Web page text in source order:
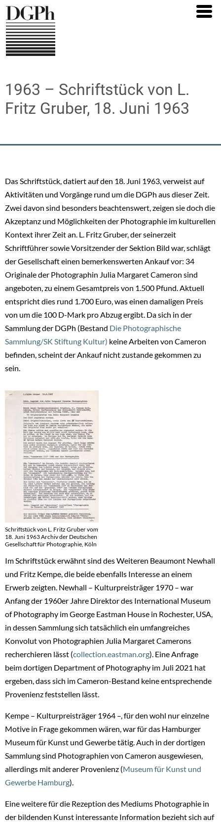
Direkt
zum
Inhalt
1963 – Schriftstück von L.
Fritz Gruber, 18. Juni 1963
Das Schriftstück, datiert auf den 18. Juni 1963, verweist auf
Aktivitäten und Vorgänge rund um die DGPh aus dieser Zeit.
Zwei davon sind besonders beachtenswert, zeigen sie doch die
Akzeptanz und Möglichkeiten der Photographie im kulturellen
Kontext ihrer Zeit an. L. Fritz Gruber, der seinerzeit
Schriftführer sowie Vorsitzender der Sektion Bild war, schlägt
der Gesellschaft einen bemerkenswerten Ankauf vor: 34
Originale der Photographin Julia Margaret Cameron sind
angeboten, zu einem Gesamtpreis von 1.500 Pfund. Aktuell
entspricht dies rund 1.700 Euro, was einen damaligen Preis
von um die 100 D-Mark pro Abzug ergibt. Da sich in der
Sammlung der DGPh (Bestand Die Photographische
Sammlung/SK Stiftung Kultur) keine Arbeiten von Cameron
befinden, scheint der Ankauf nicht zustande gekommen zu
sein.
Schriftstück von L. Fritz Gruber vom
18. Juni 1963 Archiv der Deutschen
Gesellschaft für Photographie, Köln
Im Schriftstück erwähnt sind des Weiteren Beaumont Newhall
und Fritz Kempe, die beide ebenfalls Interesse an einem
Erwerb zeigten. Newhall – Kulturpreisträger 1970 – war
Anfang der 1960er Jahre Direktor des International Museum
of Photography im George Eastman House in Rochester, USA,
in dessen Sammlung sich tatsächlich ein umfangreiches
Konvolut von Photographien Julia Margaret Camerons
recherchieren lässt (collection.eastman.org). Eine Anfrage
beim dortigen Department of Photography im Juli 2021 hat
ergeben, dass sich im Cameron-Bestand keine entsprechende
Provenienz feststellen lässt.
Kempe – Kulturpreisträger 1964 –, für den wohl nur einzelne
Motive in Frage gekommen wären, war für das Hamburger
Museum für Kunst und Gewerbe tätig. Auch in der dortigen
Sammlung sind Photographien von Cameron ausgewiesen,
allerdings mit anderer Provenienz (Museum für Kunst und
Gewerbe Hamburg).
Eine weitere für die Rezeption des Mediums Photographie in
der bildenden Kunst interessante Information bezieht sich auf